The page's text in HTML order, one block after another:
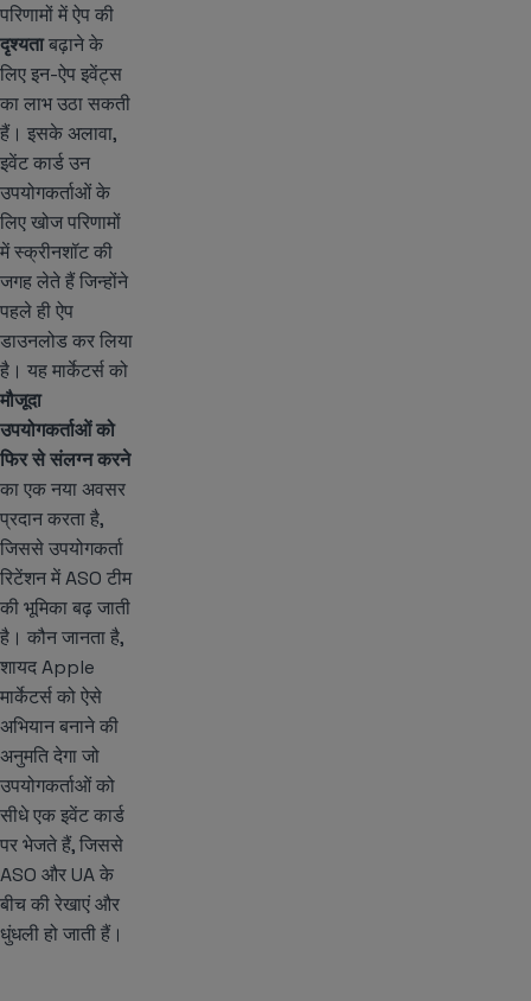
परिणामों में ऐप की
दृश्यताबढ़ाने के
लिए इन-ऐप इवेंट्स
का लाभ उठा सकती
हैं। इसके अलावा,
इवेंट कार्ड उन
उपयोगकर्ताओं के
लिए खोज परिणामों
में स्क्रीनशॉट की
जगह लेते हैं जिन्होंने
पहले ही ऐप
डाउनलोड कर लिया
है। यह मार्केटर्स को
मौजूदा
उपयोगकर्ताओं को
फिर से संलग्न करने
का एक नया अवसर
प्रदान करता है,
जिससे उपयोगकर्ता
रिटेंशन में ASO टीम
की भूमिका बढ़ जाती
है। कौन जानता है,
शायद Apple
मार्केटर्स को ऐसे
अभियान बनाने की
अनुमति देगा जो
उपयोगकर्ताओं को
सीधे एक इवेंट कार्ड
पर भेजते हैं, जिससे
ASO और UA के
बीच की रेखाएं और
धुंधली हो जाती हैं।